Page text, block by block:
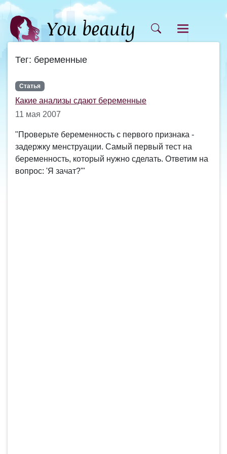
Тег: беременные
Статья
Какие анализы сдают беременные
11 мая 2007
"Проверьте беременность с первого признака -
задержку менструации. Самый первый тест на
беременность, который нужно сделать. Ответим на
вопрос: 'Я зачат?'"